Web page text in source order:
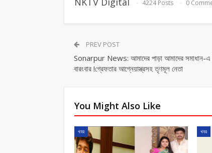
4224 Posts 0
PREV POST
Sonarpur News: আমাদের পাড়া আমাদের সমাধান-এ
বারংবার !গ্রেফতার আগ্নেয়াস্ত্রসহ তৃণমূল নেতা
You Might Also Like
খবর খবর